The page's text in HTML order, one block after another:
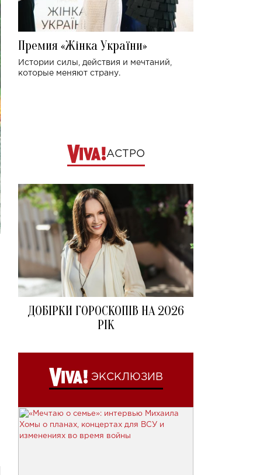
Премия «Жінка України»
Истории силы, действия и мечтаний,
которые меняют страну.
АСТРО
ДОБІРКИ ГОРОСКОПІВ НА 2026
РІК
ЭКСКЛЮЗИВ